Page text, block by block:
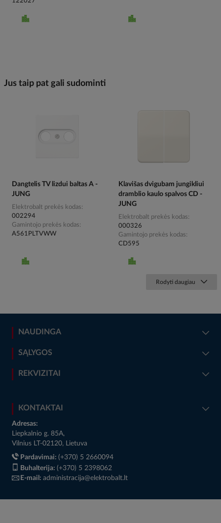
Jus taip pat gali sudominti
Dangtelis TV lizdui baltas A -
JUNG
Elektrobalt prekės kodas
002294
Gamintojo prekės kodas
A561PLTVWW
Klavišas dvigubam jungikliui
dramblio kaulo spalvos CD -
JUNG
Elektrobalt prekės kodas
000326
Gamintojo prekės kodas
CD595
Rodyti daugiau
NAUDINGA
SĄLYGOS
REKVIZITAI
KONTAKTAI
Adresas:
Liepkalnio g. 85A,
Vilnius LT-02120, Lietuva
Pardavimai: (+370) 5 2660094
Buhalterija: (+370) 5 2398062
E-mail: administracija@elektrobalt.lt